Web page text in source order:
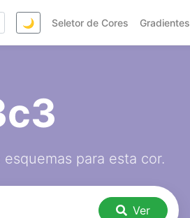
🌙 Seletor de Cores Gradientes
para esta cor.
Ver